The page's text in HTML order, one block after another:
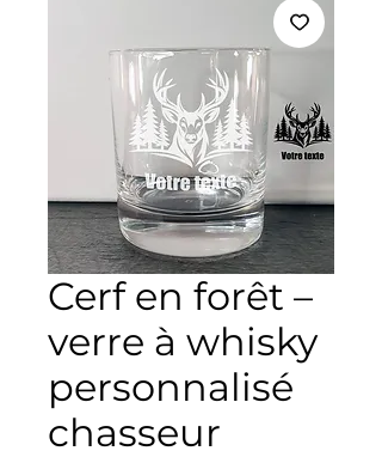
Cerf en forêt –
verre à whisky
personnalisé
chasseur